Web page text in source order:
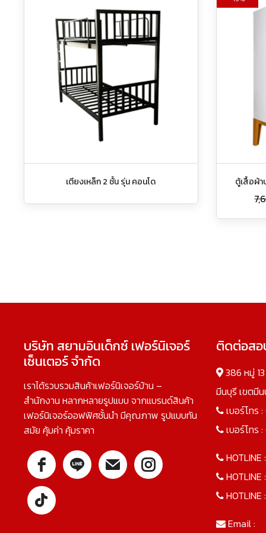
เตียงเหล็ก 2 ชั้น รุ่น คอนโด ตู้เสื้อผ้า
บริษัท สยามอินเด็กซ์ เฟอร์นิเจอร์
เซ็นเตอร์ จำกัด
เราได้รวบรวมสินค้าเฟอร์นิเจอร์บ้าน –
สำนักงาน หลากหลายรูปแบบ จากแบรนด์สินค้า
เฟอร์นิเจอร์ออฟฟิศชั้นนำ มีคุณภาพ รูปแบบทัน
สมัย คุ้มค่า คุ้มราคา
ติดต่อสอ
386 หมู่
มีนบุรี เขตมี
เบอร์โทร :
เบอร์โทร :
HOTLINE
HOTLINE
HOTLINE
Email :